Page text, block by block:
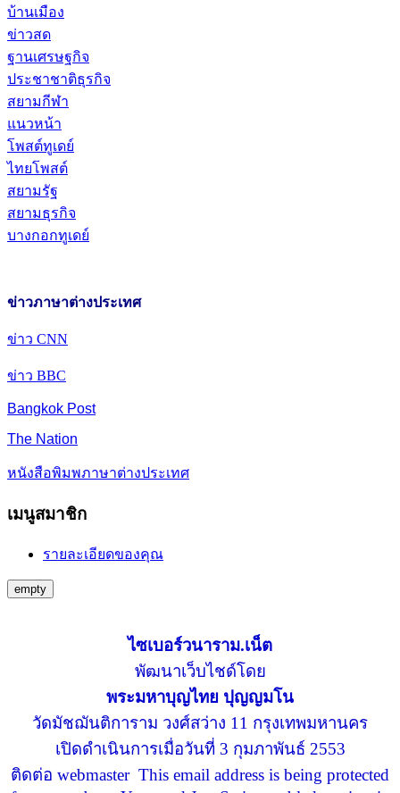
บ้านเมือง
ข่าวสด
ฐานเศรษฐกิจ
ประชาชาติธุรกิจ
สยามกีฬา
แนวหน้า
โพสต์ทูเดย์
ไทยโพสต์
สยามรัฐ
สยามธุรกิจ
บางกอกทูเดย์
ข่าวภาษาต่างประเทศ
ข่าว CNN
ข่าว BBC
Bangkok Post
The Nation
หนังสือพิมพภาษาต่างประเทศ
เมนูสมาชิก
รายละเอียดของคุณ
empty
ไซเบอร์วนาราม.เน็ต
พัฒนาเว็บไชด์โดย
พระมหาบุญไทย ปุญญมโน
วัดมัชฌันติการาม วงศ์สว่าง 11 กรุงเทพมหานคร
เปิดดำเนินการเมื่อวันที่ 3 กุมภาพันธ์ 2553
ติดต่อ webmaster This email address is being protected